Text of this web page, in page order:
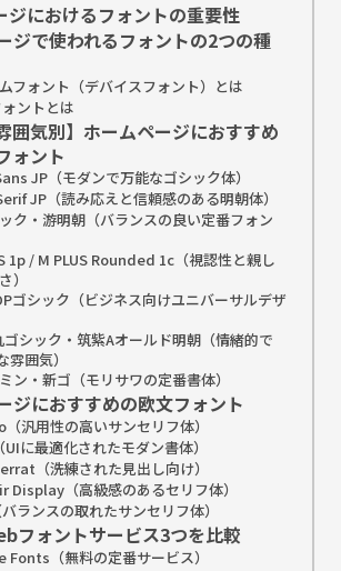
ジにおけるフォントの重要性
ジで使われるフォントの2つの種
フォント（デバイスフォント）とは
ントとは
囲気別】ホームページにおすすめ
ォント
JP（モダンで万能なゴシック体）
JP（読み応えと信頼感のある明朝体）
ク・游明朝（バランスの良い定番フォン
1p / M PLUS Rounded 1c（視認性と親し
）
ゴシック（ビジネス向けユニバーサルデザ
シック・筑紫Aオールド明朝（情緒的で
雰囲気）
ン・新ゴ（モリサワの定番書体）
ジにおすすめの欧文フォント
汎用性の高いサンセリフ体）
に最適化されたモダン書体）
（洗練された見出し向け）
Display（高級感のあるセリフ体）
ランスの取れたサンセリフ体）
フォントサービス3つを比較
Fonts（無料の定番サービス）